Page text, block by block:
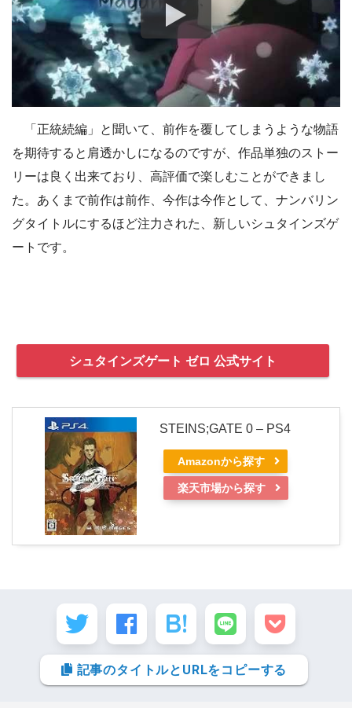
「正統続編」と聞いて、前作を覆してしまうような物語
を期待すると肩透かしになるのですが、作品単独のストー
リーは良く出来ており、高評価で楽しむことができまし
た。あくまで前作は前作、今作は今作として、ナンバリン
グタイトルにするほど注力された、新しいシュタインズゲ
ートです。
シュタインズゲート ゼロ 公式サイト
STEINS;GATE 0 – PS4
Amazonから探す
楽天市場から探す
記事のタイトルとURLをコピーする